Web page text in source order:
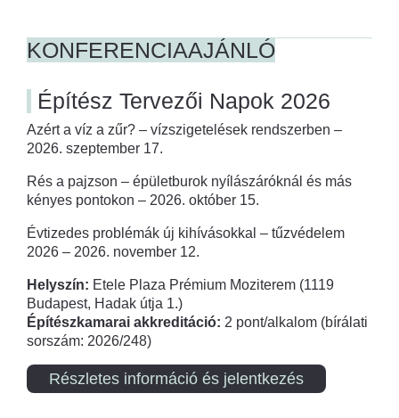
KONFERENCIAAJÁNLÓ
Építész Tervezői Napok 2026
Azért a víz a zűr? – vízszigetelések rendszerben –
2026. szeptember 17.
Rés a pajzson – épületburok nyílászáróknál és más
kényes pontokon – 2026. október 15.
Évtizedes problémák új kihívásokkal – tűzvédelem
2026 – 2026. november 12.
Helyszín: Etele Plaza Prémium Moziterem (1119
Budapest, Hadak útja 1.)
Építészkamarai akkreditáció: 2 pont/alkalom (bírálati
sorszám: 2026/248)
Részletes információ és jelentkezés